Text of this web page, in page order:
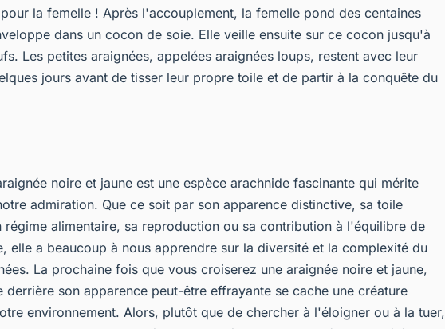
la femelle ! Après l'accouplement, la femelle pond des centaines
dans un cocon de soie. Elle veille ensuite sur ce cocon jusqu'à
Les petites araignées, appelées araignées loups, restent avec leur
jours avant de tisser leur propre toile et de partir à la conquête du
noire et jaune est une espèce arachnide fascinante qui mérite
admiration. Que ce soit par son apparence distinctive, sa toile
régime alimentaire, sa reproduction ou sa contribution à l'équilibre de
elle a beaucoup à nous apprendre sur la diversité et la complexité du
La prochaine fois que vous croiserez une araignée noire et jaune,
derrière son apparence peut-être effrayante se cache une créature
environnement. Alors, plutôt que de chercher à l'éloigner ou à la tuer,